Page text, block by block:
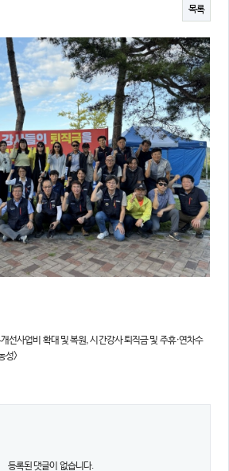
가입/탈퇴
목록
선사업비 확대 및 복원, 시간강사 퇴직금 및 주휴·연차수
성>
등록된 댓글이 없습니다.